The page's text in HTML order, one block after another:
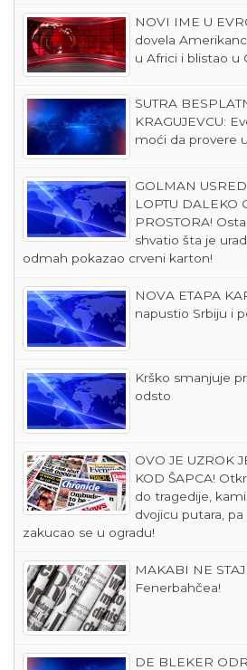
NOVI IME U EVROLIGI! Baskonija
dovela
u Africi i blistao u
SUTRA BESPLATNI PREGLEDI U
KRAGUJEVCU:
moći da provere
GOLMAN USRED IGRE UHVATIO
LOPTU DALEKO
PROSTORA!
shvatio šta je
odmah pokazao crveni karton!
NOVA ETAPA KARIJERE: Radosavljević
napustio Srbiju i
Krško smanjuje proizvodnju: Prvo na 80
odsto
OVO JE UZROK JEZIVE NESREĆE
KOD ŠAPCA!
do tragedije,
dvojicu putara,
zakucao se u ogradu!
MAKABI NE STAJE! Stiglo pojačanje iz
Fenerbahčea!
DE BLEKER ODRŽAO PRVI